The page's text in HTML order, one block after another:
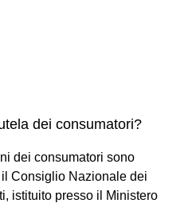
dei consumatori?
dei consumatori sono
Consiglio Nazionale dei
istituito presso il Ministero